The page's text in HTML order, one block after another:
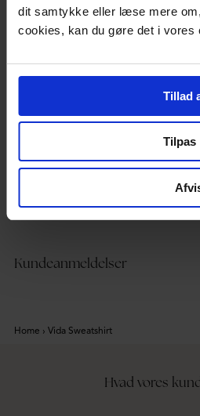
dit samtykke eller læse mere
cookies, kan du gøre det i vores
Tillad
Tilpas
Produktdetaljer
Kundeanmeldelser
Home › Vida Sweatshirt
Hvad vores